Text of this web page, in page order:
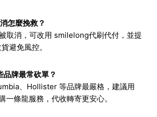
怎麼挽救？
取消，可改用 smilelong代刷代付，並提
避免風控。
牌最常砍單？
、Hollister 等品牌最嚴格，建議用
條龍服務，代收轉寄更安心。